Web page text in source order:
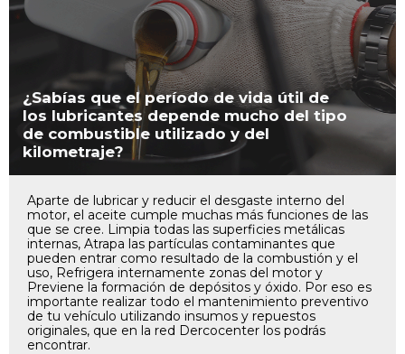
¿Sabías que el período de vida útil de
los lubricantes depende mucho del tipo
de combustible utilizado y del
kilometraje?
Aparte de lubricar y reducir el desgaste interno del
motor, el aceite cumple muchas más funciones de las
que se cree. Limpia todas las superficies metálicas
internas, Atrapa las partículas contaminantes que
pueden entrar como resultado de la combustión y el
uso, Refrigera internamente zonas del motor y
Previene la formación de depósitos y óxido. Por eso es
importante realizar todo el mantenimiento preventivo
de tu vehículo utilizando insumos y repuestos
originales, que en la red Dercocenter los podrás
encontrar.